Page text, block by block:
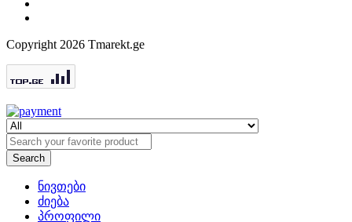
Copyright 2026 Tmarekt.ge
Search
ნივთები
ძიება
პროფილი